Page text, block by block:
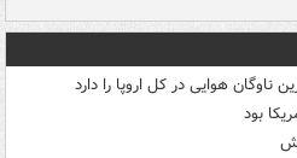
ناوگان هوایی در کل اروپا را دارد
بود